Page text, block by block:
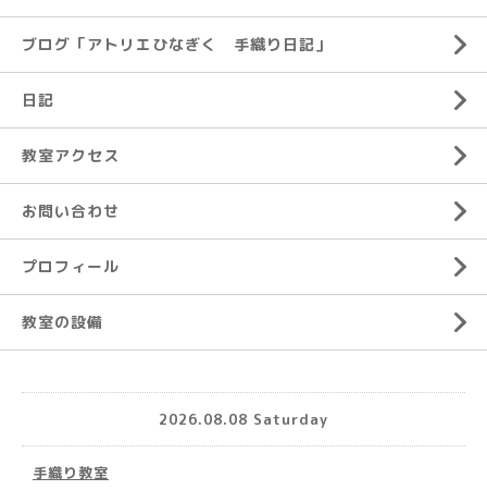
ブログ「アトリエひなぎく 手織り日記」
日記
教室アクセス
お問い合わせ
プロフィール
教室の設備
2026.08.08 Saturday
手織り教室